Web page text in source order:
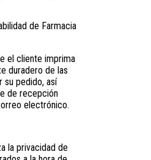
de Farmacia
el cliente imprima
duradero de las
su pedido, así
de recepción
electrónico.
la privacidad de